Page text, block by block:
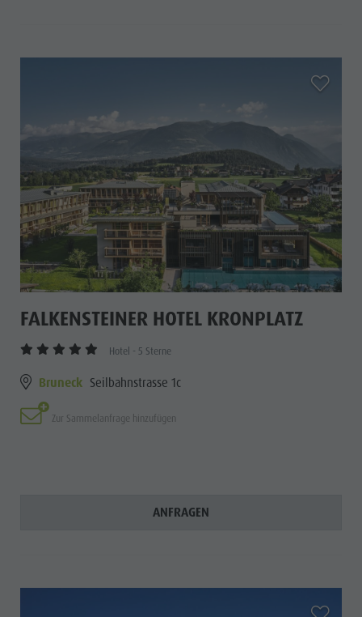
FALKENSTEINER HOTEL KRONPLATZ
Hotel - 5 Sterne
Bruneck Seilbahnstrasse 1c
Zur Sammelanfrage hinzufügen
ANFRAGEN